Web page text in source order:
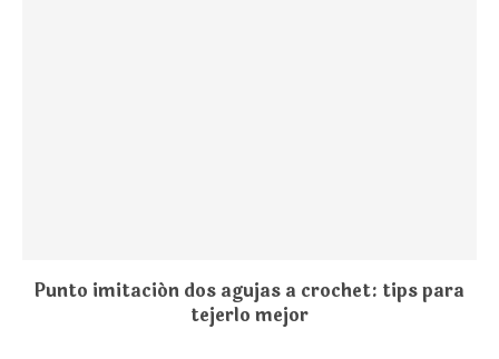
para
Cómo tejer un punto en relieve a